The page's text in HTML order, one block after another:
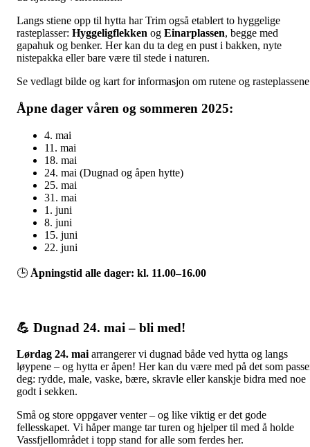
Langs stiene opp til hytta har Trim også etablert to hyggelige
rasteplasser: Hyggeligflekken og Einarplassen, begge med
gapahuk og benker. Her kan du ta deg en pust i bakken, nyte
nistepakka eller bare være til stede i naturen.
Se vedlagt bilde og kart for informasjon om rutene og
Åpne dager våren og sommeren 2025:
4. mai
11. mai
18. mai
24. mai (Dugnad og åpen hytte)
25. mai
31. mai
1. juni
8. juni
15. juni
22. juni
🕒 Åpningstid alle dager: kl. 11.00–16.00
💪 Dugnad 24. mai – bli med!
Lørdag 24. mai arrangerer vi dugnad både ved hytta og langs
løypene – og hytta er åpen! Her kan du være med på det som
deg: rydde, male, vaske, bære, skravle eller kanskje bidra med noe
godt i sekken.
Små og store oppgaver venter – og like viktig er det gode
fellesskapet. Vi håper mange tar turen og hjelper til med å holde
Vassfjellområdet i topp stand for alle som ferdes her.